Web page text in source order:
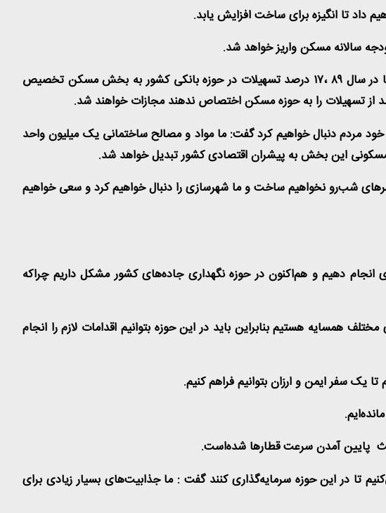
داد تا انگیزه برای ساخت افزایش یابد.
سالانه مسکن واریز خواهد شد.
در سال۸۹،۱۷ درصد تسهیلات در حوزه بانکی کشور به بخش مسکن تخصیص
از تسهیلات را به حوزه مسکن اختصاص ندهند مجازات خواهند شد.
مردم دنبال خواهیم کرد گفت: ما مواد و مصالح ساختمانی یک میلیون واحد
این بخش به پیشران اقتصادی کشور تبدیل خواهد شد.
شب‌رو نخواهیم ساخت و ما شهرسازی را دنبال خواهیم کرد و سعی خواهیم
دهیم و هم‌اکنون در حوزه نگهداری جاده‌های کشور مشکل داریم چراکه
همسایه هستیم بنابراین باید در این حوزه بتوانیم اقدامات لازم را انجام
یک سفر ایمن و ارزان بتوانیم فراهم کنیم.
.
پایین آمدن سرعت قطارها شده‌است.
تا در این حوزه سرمایه‌گذاری کنند گفت : ما جذابیت‌های بسیار زیادی برای